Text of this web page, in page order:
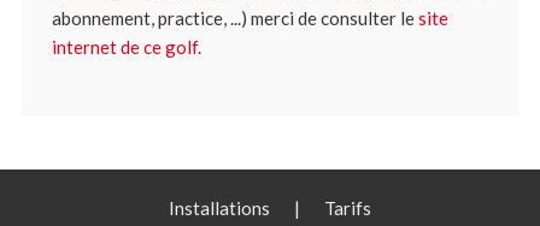
abonnement, practice, ...) merci de consulter lesite
internet de ce golf.
Installations | Tarifs